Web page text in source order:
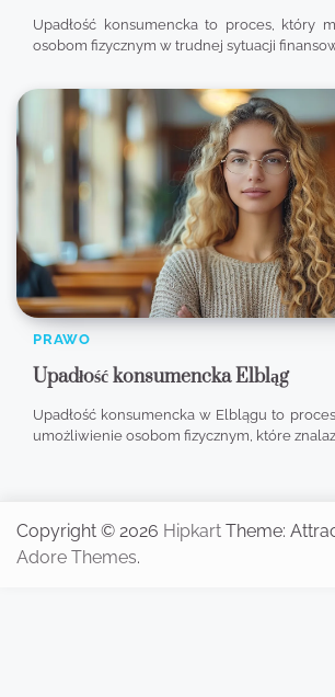
Upadłość konsumencka to proces, który
osobom fizycznym w trudnej sytuacji
PRAWO
Upadłość konsumencka Elbląg
Upadłość konsumencka w Elblągu to
umożliwienie osobom fizycznym, które
Copyright © 2026 Hipkart Theme:
Adore Themes.